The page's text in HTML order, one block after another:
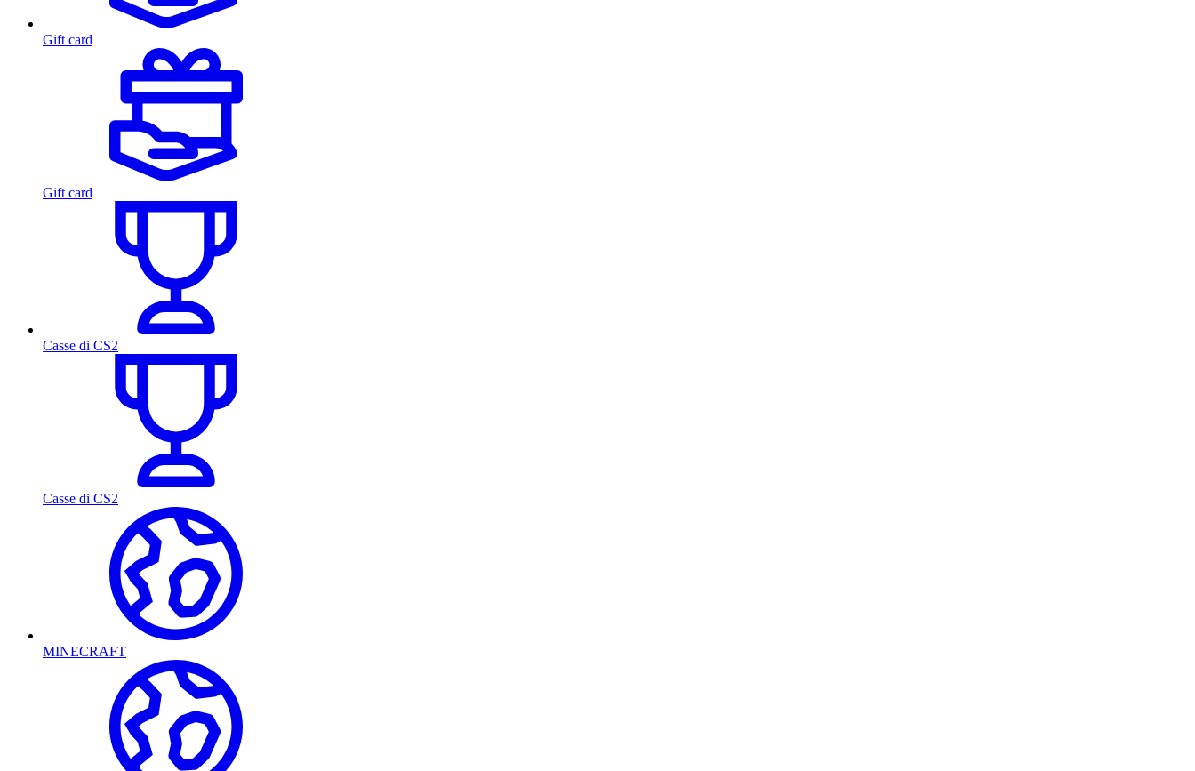
Gift card
Gift card
Casse di CS2
Casse di CS2
MINECRAFT